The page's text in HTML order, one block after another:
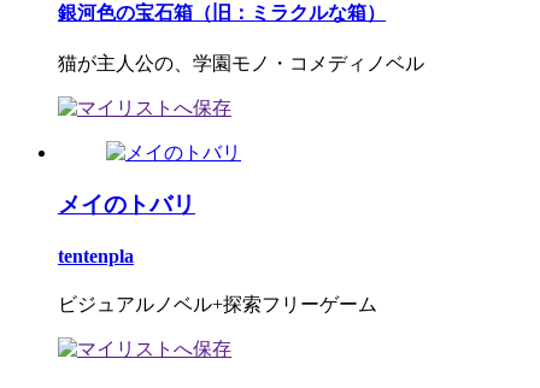
銀河色の宝石箱（旧：ミラクルな箱）
猫が主人公の、学園モノ・コメディノベル
メイのトバリ
tentenpla
ビジュアルノベル+探索フリーゲーム